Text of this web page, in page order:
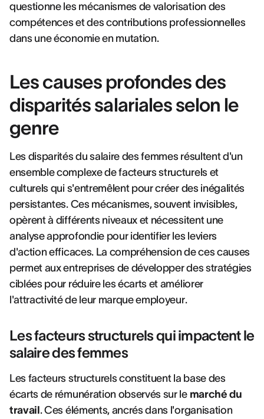
questionne les mécanismes de valorisation des
compétences et des contributions professionnelles
dans une économie en mutation.
Les causes profondes des
disparités salariales selon le
genre
Les disparités du salaire des femmes résultent d'un
ensemble complexe de facteurs structurels et
culturels qui s'entremêlent pour créer des inégalités
persistantes. Ces mécanismes, souvent invisibles,
opèrent à différents niveaux et nécessitent une
analyse approfondie pour identifier les leviers
d'action efficaces. La compréhension de ces causes
permet aux entreprises de développer des stratégies
ciblées pour réduire les écarts et améliorer
l'attractivité de leur marque employeur.
Les facteurs structurels qui impactent le
salaire des femmes
Les facteurs structurels constituent la base des
écarts de rémunération observés sur le marché du
travail. Ces éléments, ancrés dans l'organisation